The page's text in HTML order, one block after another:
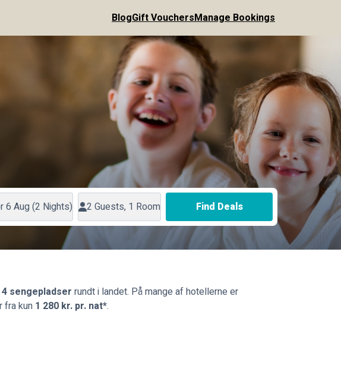
BlogGift VouchersManage Bookings
6 Aug (2 Nights) 2 Guests, 1 Room Find Deals
sengepladser rundt i landet. På mange af hotellerne er
fra kun 1 280 kr. pr. nat*.